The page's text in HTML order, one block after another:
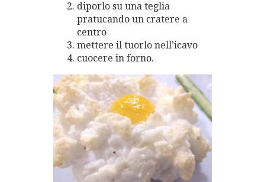
diporlo su una teglia
pratucando un cratere a
centro
mettere il tuorlo nell’icavo
cuocere in forno.